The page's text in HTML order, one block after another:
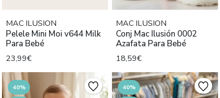
MAC ILUSION
Pelele Mini Moi v644 Milk
Para Bebé
23,99€
MAC ILUSION
Conj Mac Ilusión 0002
Azafata Para Bebé
18,59€
40% 40%